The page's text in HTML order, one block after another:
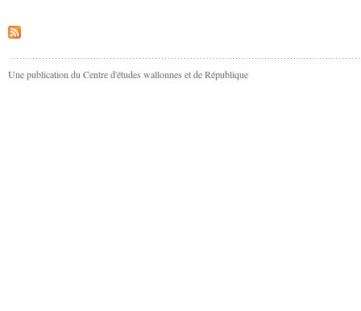
Une publication du Centre d'études wallonnes et de République